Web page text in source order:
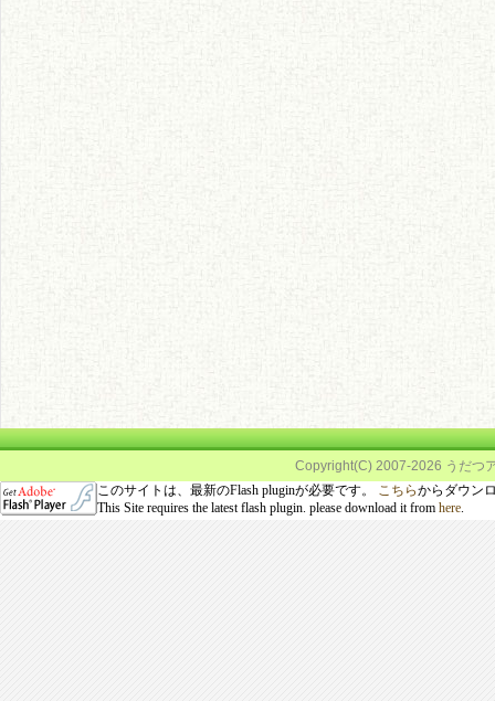
Copyright(C) 2007-2026 うだつ
このサイトは、最新のFlash pluginが必要です。
こちらからダウン
This Site requires the latest flash plugin. please download it from here.